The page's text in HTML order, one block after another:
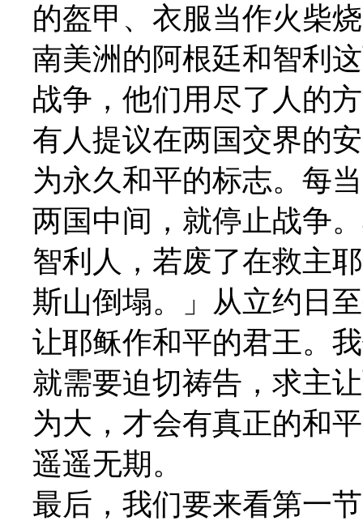
的盔甲、衣服当作火柴
南美洲的阿根廷和智利
战争，他们用尽了人的
有人提议在两国交界的
为永久和平的标志。每
两国中间，就停止战争
智利人，若废了在救主
斯山倒塌。」从立约日
让耶稣作和平的君王。
就需要迫切祷告，求主
为大，才会有真正的和
遥遥无期。
最后，我们要来看第一